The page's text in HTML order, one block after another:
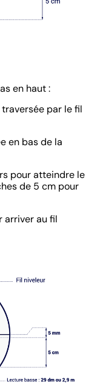
en haut :
par le fil
en bas de la
pour atteindre le
de 5 cm pour
arriver au fil